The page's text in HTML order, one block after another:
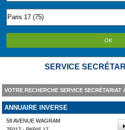
OK
SERVICE
VOTRE RECHERCHE SERVICE SECRÉTARIAT
ANNUAIRE INVERSE
58 AVENUE WAGRAM